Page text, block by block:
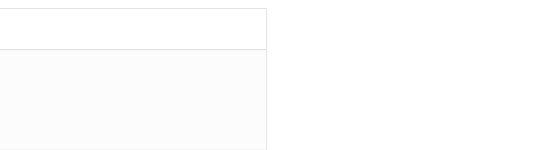
ettikleri kadar suyun fiyatını dert